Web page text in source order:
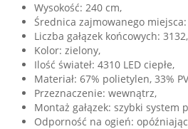
Wysokość: 240 cm,
Średnica zajmowanego
Liczba gałązek końcowych: 3132,
Kolor: zielony,
Ilość świateł: 4310 LED ciepłe,
Materiał: 67% polietylen, 33%
Przeznaczenie: wewnątrz,
Montaż gałązek: szybki system
Odporność na ogień: